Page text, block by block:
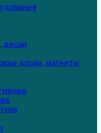
диски
доски, магниты